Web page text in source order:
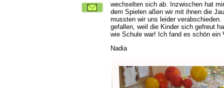
wechselten sich ab. Inzwischen hat
dem Spielen aßen wir mit ihnen die
mussten wir uns leider
gefallen, weil die Kinder sich gefreut
wie Schule war! Ich fand es schön ein
Nadia